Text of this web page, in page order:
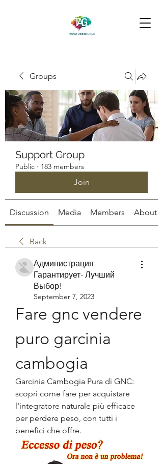
Groups
Support Group
Public · 183 members
Join
Discussion Media Members About
Back
Администрация
Гарантирует- Лучший
Выбор!
September 7, 2023
Fare gnc vendere
puro garcinia
cambogia
Garcinia Cambogia Pura di GNC:
scopri come fare per acquistare
l'integratore naturale più efficace
per perdere peso, con tutti i
benefici che offre.